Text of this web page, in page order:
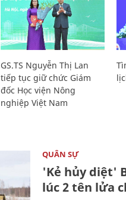
GS.TS Nguyễn Thị Lan
tiếp tục giữ chức Giám
đốc Học viện Nông
nghiệp Việt Nam
QUÂN SỰ
'Kẻ hủy diệt'
lúc 2 tên lửa